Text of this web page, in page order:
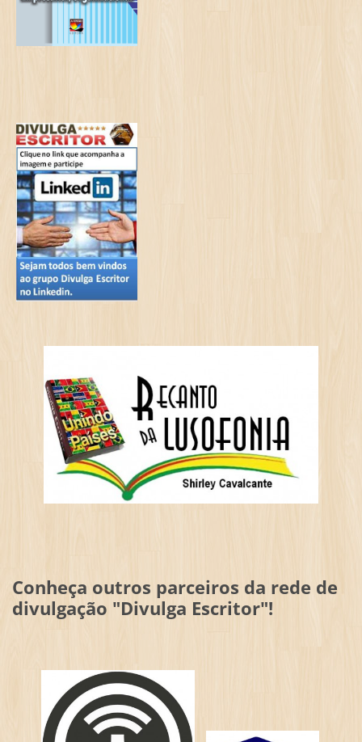
Conheça outros parceiros da rede de
divulgação "Divulga Escritor"!